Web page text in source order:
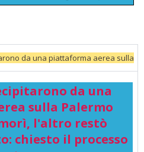
da una piattaforma aerea sulla
restò gravemente ferito: chiesto il
da una
sulla Palermo
l'altro restò
chiesto il processo